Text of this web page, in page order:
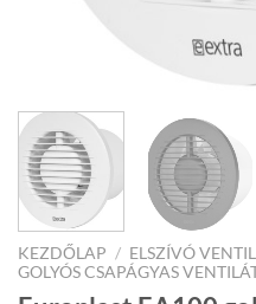
KEZDŐLAP / ELSZÍVÓ
GOLYÓS CSAPÁGYAS